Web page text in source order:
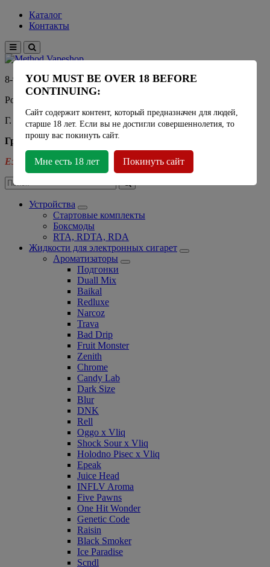
Каталог
Контакты
8-915-450-21-92
Розничный магазин Method Vapeshop
Г. Москва, улица Южнобутовская 36
График работы
Ежедневно - 11:00 - 21:00
Устройства
Стартовые комплекты
Боксмоды
RTA, RDTA, RDA
Жидкости для электронных сигарет
Ароматизаторы
Подгонки
Duall Mix
Baikal
Redluxe
Narcoz
Trava
Bad Drip
Fruit Monster
Zenith
Chrome
Candy Lab
Dark Size
Blur
DNK
Rell
Oggo x Vliq
Shock Sour x Vliq
Holodno Pisec x Vliq
Epeak
Juice Head
INFLV Aroma
Five Pawns
One Hit Wonder
Genetic Code
Raisin
Black Smoker
Ice Paradise
Scndl
YOU MUST BE OVER 18 BEFORE
CONTINUING:
Сайт содержит контент, который предназначен для людей,
старше 18 лет. Если вы не достигли совершеннолетия, то
прошу вас покинуть сайт.
Мне есть 18 лет Покинуть сайт